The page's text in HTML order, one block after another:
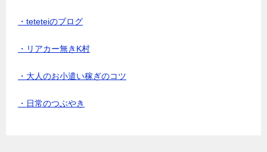
・teteteiのブログ
・リアカー無きK村
・大人のお小遣い稼ぎのコツ
・日常のつぶやき